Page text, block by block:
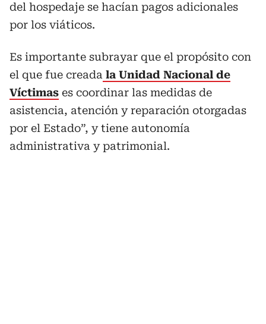
del hospedaje se hacían pagos adicionales
por los viáticos.
Es importante subrayar que el propósito con
el que fue creada la Unidad Nacional de
Víctimas es coordinar las medidas de
asistencia, atención y reparación otorgadas
por el Estado”, y tiene autonomía
administrativa y patrimonial.